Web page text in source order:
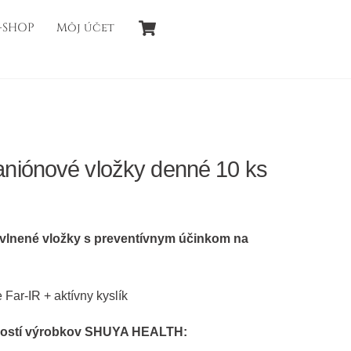
Môj účet
vložky denné 10 ks
vložky s preventívnym účinkom na
Far-IR + aktívny kyslík
výrobkov SHUYA HEALTH: